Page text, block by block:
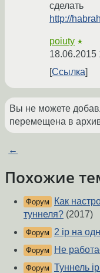
сделать
http://
poiuty ★
18.06.2015
Ссылка
Вы не можете
перемещена в
←
Похожие
Форум
Как
туннеля? (2017)
Форум 2 ip на
Форум Не
Форум Туннель